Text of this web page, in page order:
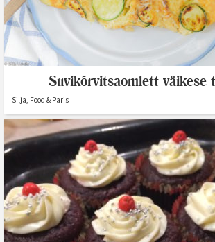
Suvikõrvitsaomlett väikese
Silja, Food & Paris